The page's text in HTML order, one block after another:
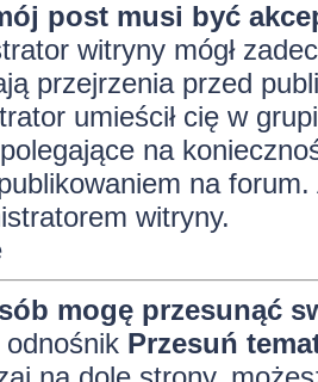
post musi być
witryny mógł
przejrzenia przed
umieścił cię w
na
na
witryny.
mogę przesunąć
odnośnik Przesuń